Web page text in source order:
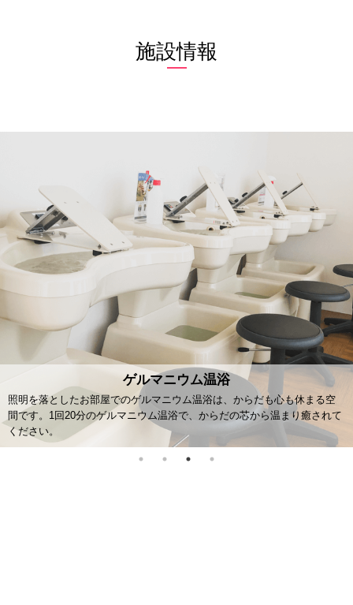
施設情報
パウダールーム
清潔で使いやすいパウダールーム。無料でご利用いただける会員ロッカ
ーの他、ご自身専用のロッカーとして使用できる契約ロッカーもござい
ます。ドライヤー完備でお出かけ前後も安心です。